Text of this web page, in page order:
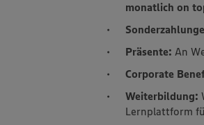
monatlich on
Präsente: An
Corporate
Weiterbildung:
Lernplattform